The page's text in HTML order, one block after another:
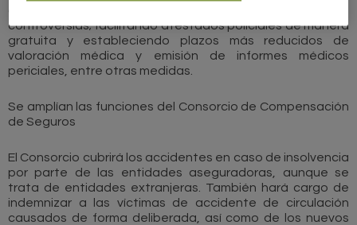
controversias; facilitando atestados policiales de manera
gratuita y estableciendo plazos más reducidos de
valoración médica y emisión de informes médicos
periciales, entre otras medidas.
Se amplían las funciones del Consorcio de Compensación
de Seguros
El Consorcio cubrirá los accidentes en caso de insolvencia
por parte de las entidades aseguradoras, aunque se
trata de entidades extranjeras. También hará cargo de
indemnizar a las víctimas de accidente de circulación
causados de forma deliberada, así como de los nuevos